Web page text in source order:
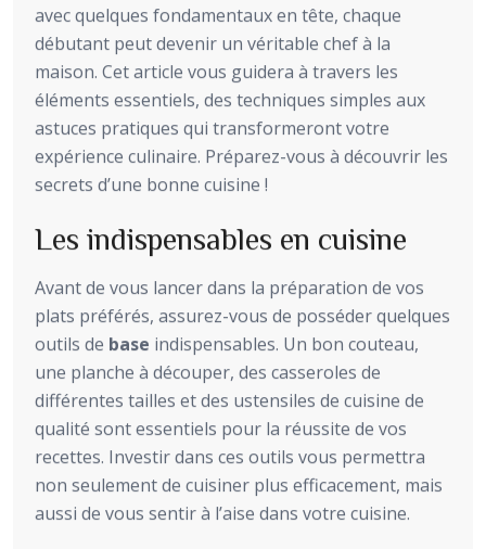
avec quelques fondamentaux en tête, chaque
débutant peut devenir un véritable chef à la
maison. Cet article vous guidera à travers les
éléments essentiels, des techniques simples aux
astuces pratiques qui transformeront votre
expérience culinaire. Préparez-vous à découvrir les
secrets d’une bonne cuisine !
Les indispensables en cuisine
Avant de vous lancer dans la préparation de vos
plats préférés, assurez-vous de posséder quelques
outils de base indispensables. Un bon couteau,
une planche à découper, des casseroles de
différentes tailles et des ustensiles de cuisine de
qualité sont essentiels pour la réussite de vos
recettes. Investir dans ces outils vous permettra
non seulement de cuisiner plus efficacement, mais
aussi de vous sentir à l’aise dans votre cuisine.